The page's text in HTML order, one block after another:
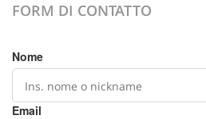
FORM DI CONTATTO
Nome
Email